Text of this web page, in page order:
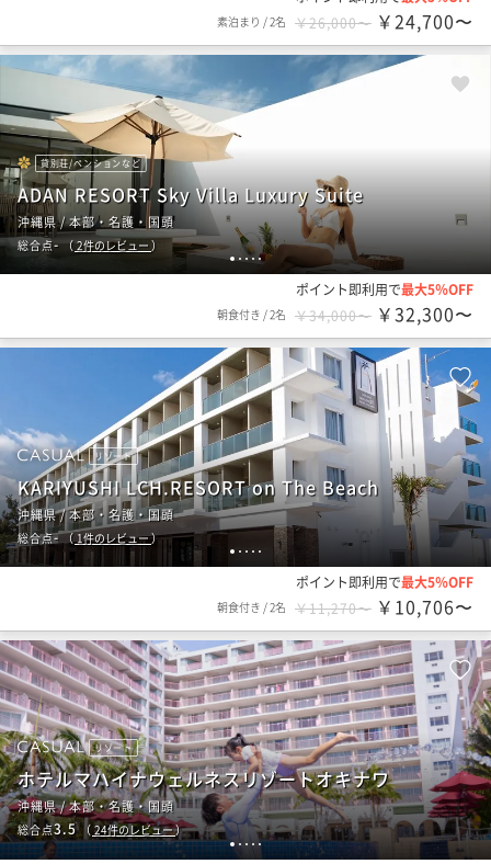
素泊まり /2名 ￥26,000〜 ￥24,700〜
1234 5
貸別荘/ペンションなど
ADAN RESORT Sky Villa Luxury Suite
沖縄県 / 本部・名護・国頭
総合点-（2件のレビュー ）
ポイント即利用で最大5％OFF
朝食付き /2名 ￥34,000〜 ￥32,300〜
1 2 3 4 5
リゾート
KARIYUSHI LCH.RESORT on The Beach
沖縄県 / 本部・名護・国頭
総合点-（1件のレビュー）
ポイント即利用で最大5％OFF
朝食付き /2名 ￥11,270〜 ￥10,706〜
1 2 3 4 5
リゾート
ホテルマハイナウェルネスリゾートオキナワ
沖縄県 / 本部・名護・国頭
総合点3.5（ 24件のレビュー）